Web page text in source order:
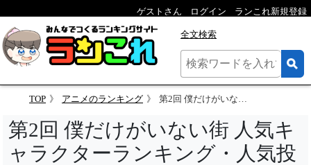
ゲストさん ログイン ランこれ新規登録
全文検索
TOP アニメのランキング 第2回 僕だけがいない街 人気キャラクターランキング
第2回 僕だけがいない街 人気キ
ャラクターランキング・人気投